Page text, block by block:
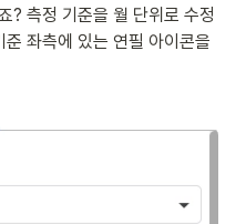
? 측정 기준을 월 단위로 수정
좌측에 있는 연필 아이콘을